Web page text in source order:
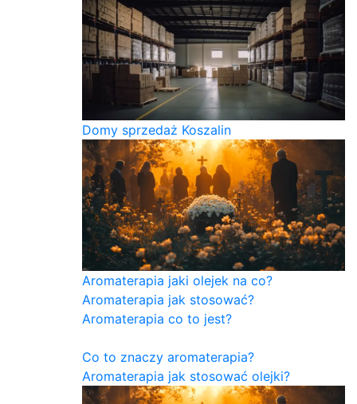
Domy sprzedaż Koszalin
Aromaterapia jaki olejek na co?
Aromaterapia jak stosować?
Aromaterapia co to jest?
Co to znaczy aromaterapia?
Aromaterapia jak stosować olejki?